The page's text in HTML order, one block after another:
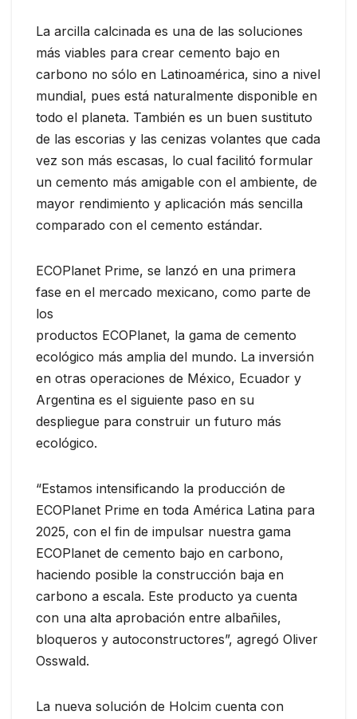
La arcilla calcinada es una de las soluciones
más viables para crear cemento bajo en
carbono no sólo en Latinoamérica, sino a nivel
mundial, pues está naturalmente disponible en
todo el planeta. También es un buen sustituto
de las escorias y las cenizas volantes que cada
vez son más escasas, lo cual facilitó formular
un cemento más amigable con el ambiente, de
mayor rendimiento y aplicación más sencilla
comparado con el cemento estándar.
ECOPlanet Prime, se lanzó en una primera
fase en el mercado mexicano, como parte de
los
productos ECOPlanet, la gama de cemento
ecológico más amplia del mundo. La inversión
en otras operaciones de México, Ecuador y
Argentina es el siguiente paso en su
despliegue para construir un futuro más
ecológico.
“Estamos intensificando la producción de
ECOPlanet Prime en toda América Latina para
2025, con el fin de impulsar nuestra gama
ECOPlanet de cemento bajo en carbono,
haciendo posible la construcción baja en
carbono a escala. Este producto ya cuenta
con una alta aprobación entre albañiles,
bloqueros y autoconstructores”, agregó Oliver
Osswald.
La nueva solución de Holcim cuenta con